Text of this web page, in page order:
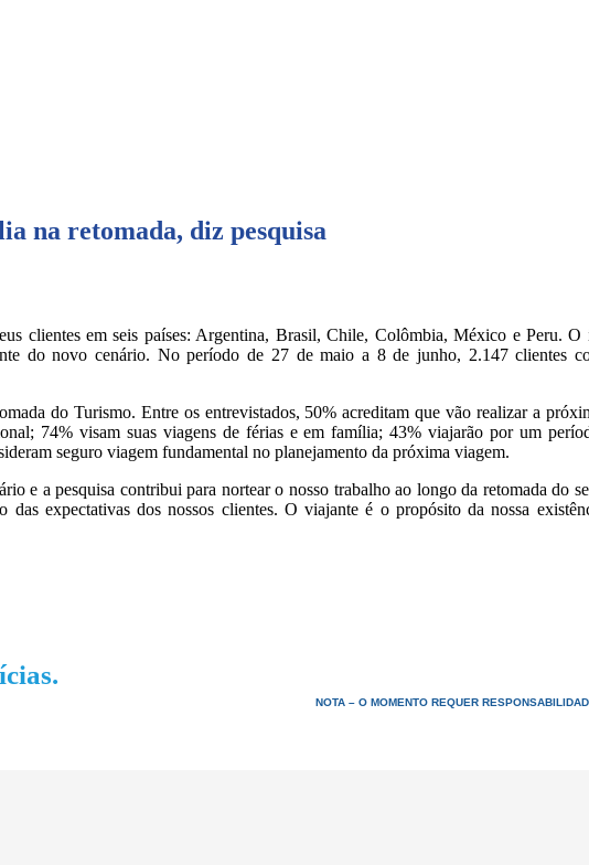
na retomada, diz pesquisa
clientes em seis países: Argentina, Brasil, Chile, Colômbia, México e Peru.
do novo cenário. No período de 27 de maio a 8 de junho, 2.147 clientes
do Turismo. Entre os entrevistados, 50% acreditam que vão realizar a
74% visam suas viagens de férias e em família; 43% viajarão por um
seguro viagem fundamental no planejamento da próxima viagem.
e a pesquisa contribui para nortear o nosso trabalho ao longo da retomada do
das expectativas dos nossos clientes. O viajante é o propósito da nossa